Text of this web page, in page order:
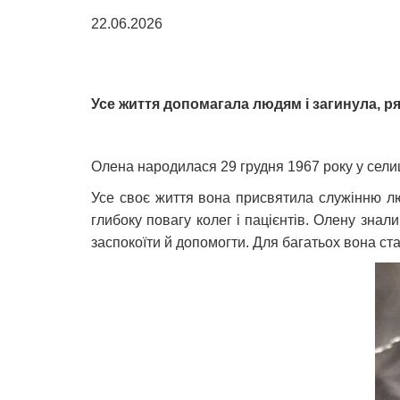
22.06.2026
Усе життя допомагала людям і загинула,
Олена народилася 29 грудня 1967 року у
Усе своє життя вона присвятила служінню
глибоку повагу колег і пацієнтів. Олену
заспокоїти й допомогти. Для багатьох вона